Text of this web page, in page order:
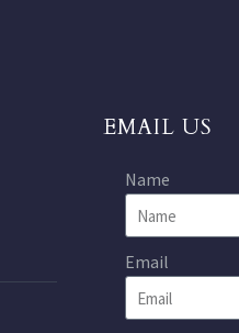
EMAIL US
Name
Email